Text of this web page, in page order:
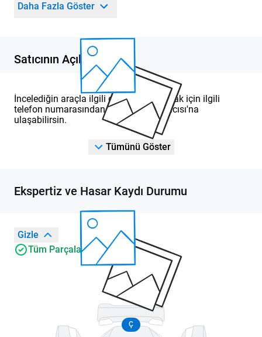
Daha Fazla Göster
Satıcının Açıklaması
İncelediğin araçla ilgili detaylı bilgi almak için ilgili
telefon numarasından DOD Yetkili Satıcısı'na
ulaşabilirsin.
Tümünü Göster
Ekspertiz ve Hasar Kaydı Durumu
Gizle
Tüm Parçalar Orijinal
Ç